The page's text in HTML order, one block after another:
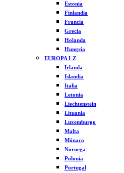
Estonia
Finlandia
Francia
Grecia
Holanda
Hungría
EUROPA I-Z
Irlanda
Islandia
Italia
Letonia
Liechtenstein
Lituania
Luxemburgo
Malta
Mónaco
Noruega
Polonia
Portugal